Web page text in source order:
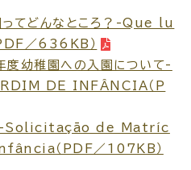
から探す
子育て
ってどんなところ？-Que lu
／636KB）
度幼稚園への入園について-
DE INFÂNCIA（P
願-Solicitação de Matríc
（PDF／107KB）